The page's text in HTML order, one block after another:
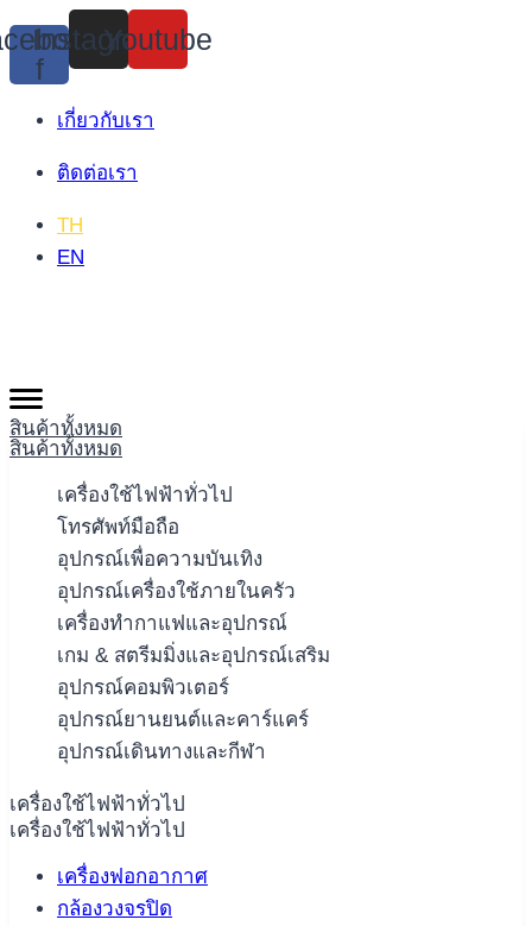
Skip
to
content
f
Instagram
Youtube
เกี่ยวกับเรา
ติดต่อเรา
TH
EN
สินค้าทั้งหมด
สินค้าทั้งหมด
เครื่องใช้ไฟฟ้าทั่วไป
โทรศัพท์มือถือ
อุปกรณ์เพื่อความบันเทิง
อุปกรณ์เครื่องใช้ภายในครัว
เครื่องทำกาแฟและอุปกรณ์
เกม & สตรีมมิ่งและอุปกรณ์เสริม
อุปกรณ์คอมพิวเตอร์
อุปกรณ์ยานยนต์และคาร์แคร์
อุปกรณ์เดินทางและกีฬา
เครื่องใช้ไฟฟ้าทั่วไป
เครื่องใช้ไฟฟ้าทั่วไป
เครื่องฟอกอากาศ
กล้องวงจรปิด